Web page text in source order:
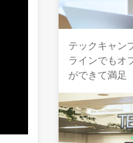
テックキャン
ラインでもオ
ができて満足